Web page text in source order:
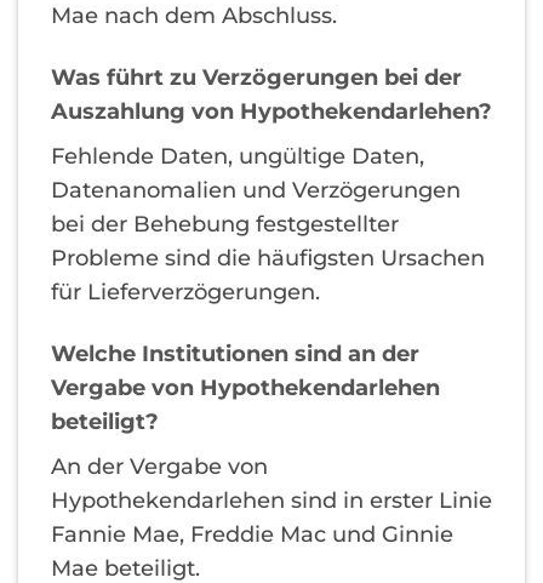
Mae nach dem Abschluss.
Was führt zu Verzögerungen bei der
Auszahlung von Hypothekendarlehen?
Fehlende Daten, ungültige Daten,
Datenanomalien und Verzögerungen
bei der Behebung festgestellter
Probleme sind die häufigsten Ursachen
für Lieferverzögerungen.
Welche Institutionen sind an der
Vergabe von Hypothekendarlehen
beteiligt?
An der Vergabe von
Hypothekendarlehen sind in erster Linie
Fannie Mae, Freddie Mac und Ginnie
Mae beteiligt.